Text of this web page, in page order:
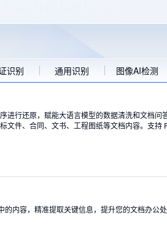
识别 通用识别 图像AI检测
行还原，赋能大语言模型的数据清洗和文档问答
件、合同、文书、工程图纸等文档内容。支持
内容，精准提取关键信息，提升您的文档办公处